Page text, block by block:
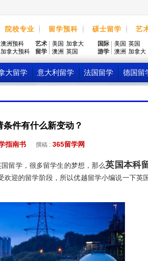
院校专业 留学预科 硕士留学 艺
澳洲预科
加拿大预科
艺术
留学
美国 加拿大
澳洲 英国
国际
游学
美国 英国
澳洲 加拿大
大留学 意大利留学 法国留学 德国留
件有什么新变动？
指南书 撰稿 : 365留学网
国留学，很多留学生的梦想，那么英国本科
迎的留学阶段，所以优越留学小编说一下英